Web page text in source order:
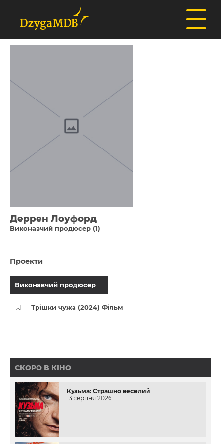
Деррен Лоуфорд
Виконавчий продюсер (1)
Проекти
Виконавчий продюсер
Трішки чужа (2024) Фільм
СКОРО В КІНО
Кузьма: Страшно веселий
13 серпня 2026